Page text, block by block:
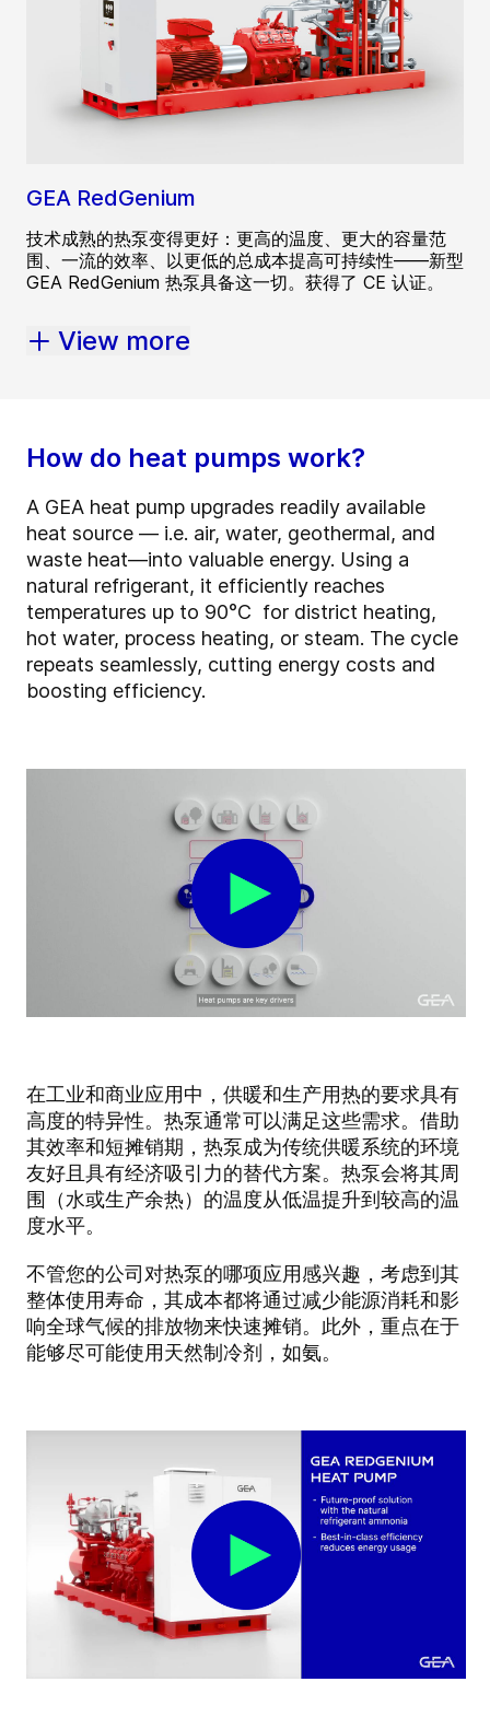
GEA RedGenium
技术成熟的热泵变得更好：更高的温度、更大的容量范
围、一流的效率、以更低的总成本提高可持续性——新型
GEA RedGenium 热泵具备这一切。获得了 CE 认证。
View more
How do heat pumps work?
A GEA heat pump upgrades readily available
heat source — i.e. air, water, geothermal, and
waste heat—into valuable energy. Using a
natural refrigerant, it efficiently reaches
temperatures up to 90°C for district heating,
hot water, process heating, or steam. The cycle
repeats seamlessly, cutting energy costs and
boosting efficiency.
在工业和商业应用中，供暖和生产用热的要求具有
高度的特异性。热泵通常可以满足这些需求。借助
其效率和短摊销期，热泵成为传统供暖系统的环境
友好且具有经济吸引力的替代方案。热泵会将其周
围（水或生产余热）的温度从低温提升到较高的温
度水平。
不管您的公司对热泵的哪项应用感兴趣，考虑到其
整体使用寿命，其成本都将通过减少能源消耗和影
响全球气候的排放物来快速摊销。此外，重点在于
能够尽可能使用天然制冷剂，如氨。